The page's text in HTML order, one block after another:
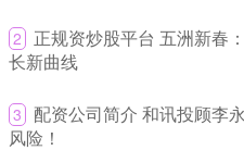
力斯汽车有限公司(以下简称“赛力
杠杆炒股如何理财 小鹏X9超级
金融高杠杆申请 2026-06-26
2
正规资炒股平台 五洲新春
长新曲线
3
配资公司简介 和讯投顾李
风险！